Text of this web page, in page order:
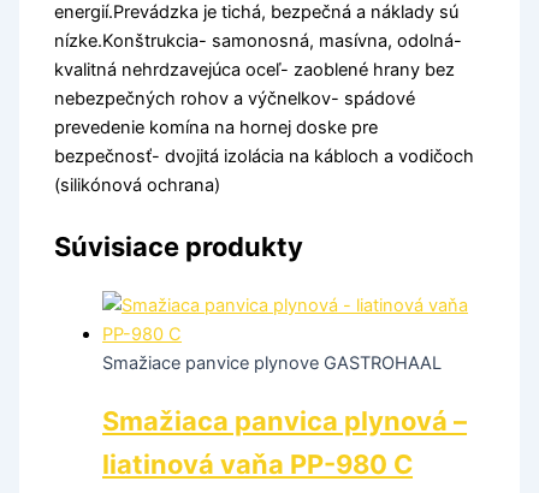
energií.Prevádzka je tichá, bezpečná a náklady sú
nízke.Konštrukcia- samonosná, masívna, odolná-
kvalitná nehrdzavejúca oceľ- zaoblené hrany bez
nebezpečných rohov a výčnelkov- spádové
prevedenie komína na hornej doske pre
bezpečnosť- dvojitá izolácia na kábloch a vodičoch
(silikónová ochrana)
Súvisiace produkty
Smažiace panvice plynove GASTROHAAL
Smažiaca panvica plynová –
liatinová vaňa PP-980 C